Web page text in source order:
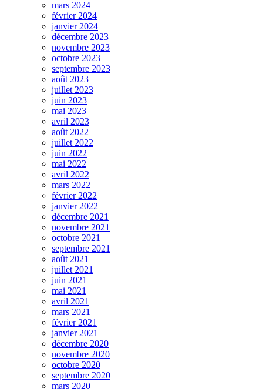
mars 2024
février 2024
janvier 2024
décembre 2023
novembre 2023
octobre 2023
septembre 2023
août 2023
juillet 2023
juin 2023
mai 2023
avril 2023
août 2022
juillet 2022
juin 2022
mai 2022
avril 2022
mars 2022
février 2022
janvier 2022
décembre 2021
novembre 2021
octobre 2021
septembre 2021
août 2021
juillet 2021
juin 2021
mai 2021
avril 2021
mars 2021
février 2021
janvier 2021
décembre 2020
novembre 2020
octobre 2020
septembre 2020
mars 2020